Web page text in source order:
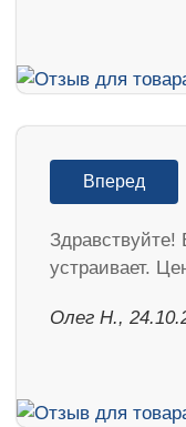
Вперед
Здравствуйте!
устраивает.
Олег Н.,